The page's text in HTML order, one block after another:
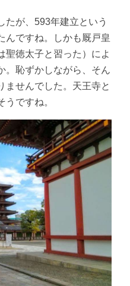
たが、593年建立という
んですね。しかも厩戸皇
聖徳太子と習った）によ
。恥ずかしながら、そん
ませんでした。天王寺と
ですね。